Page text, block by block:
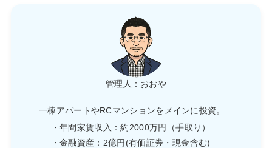
管理人：おおや
一棟アパートやRCマンションをメインに投資。
・年間家賃収入：約2000万円（手取り）
・金融資産：2億円(有価証券・現金含む)